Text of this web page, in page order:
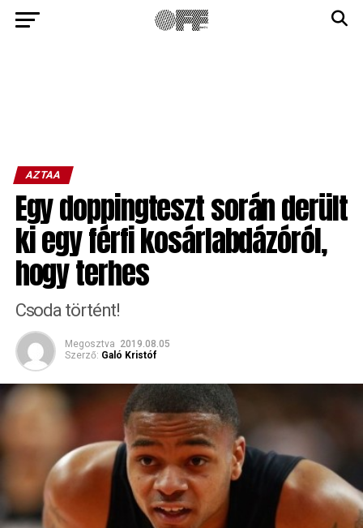
AZTAA
Egy doppingteszt során derült
ki egy férfi kosárlabdázóról,
hogy terhes
Csoda történt!
Megosztva 2019.08.05
Szerző: Galó Kristóf